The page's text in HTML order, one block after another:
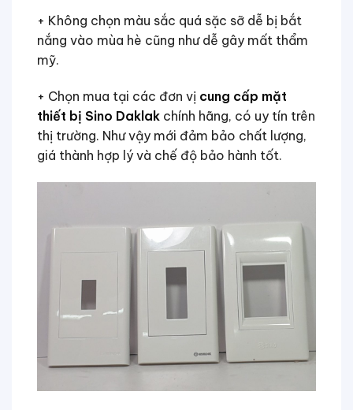
+ Không chọn màu sắc quá sặc sỡ dễ bị bắt
nắng vào mùa hè cũng như dễ gây mất thẩm
mỹ.
+ Chọn mua tại các đơn vị cung cấp mặt
thiết bị Sino Daklak chính hãng, có uy tín trên
thị trường. Như vậy mới đảm bảo chất lượng,
giá thành hợp lý và chế độ bảo hành tốt.